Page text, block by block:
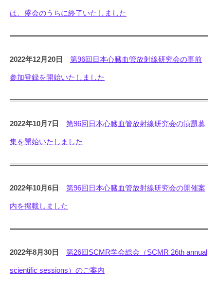
は、盛会のうちに終了いたしました
2022年12月20日 第96回日本心臓血管放射線研究会の事前
参加登録を開始いたしました
2022年10月7日 第96回日本心臓血管放射線研究会の演題募
集を開始いたしました
2022年10月6日 第96回日本心臓血管放射線研究会の開催案
内を掲載しました
2022年8月30日 第26回SCMR学会総会（SCMR 26th annual
scientific sessions）のご案内